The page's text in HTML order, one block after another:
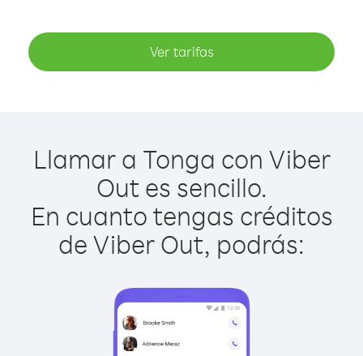
Ver tarifas
Llamar a Tonga con Viber
Out es sencillo.
En cuanto tengas créditos
de Viber Out, podrás: